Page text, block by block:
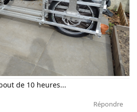
de 10 heures...
Répondre